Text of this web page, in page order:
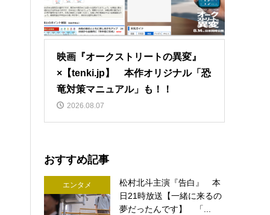
映画『オークストリートの異変』
×【tenki.jp】 本作オリジナル「恐
竜対策マニュアル」も！！
2026.08.07
おすすめ記事
エンタメ
松村北斗主演『告白』 本
日21時放送【一緒に来るの
夢だったんです】 「...